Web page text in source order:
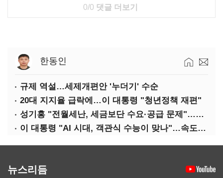
0/0 댓글 더보기
한동인
규제 역설…세제개편안 '누더기' 수순
20대 지지율 급락에…이 대통령 "청년정책 재편"
성기홍 "전월세난, 세금보단 수요·공급 문제"…닥공 시사
이 대통령 "AI 시대, 객관식 수능이 맞나"…속도전 '경계'
뉴스리듬